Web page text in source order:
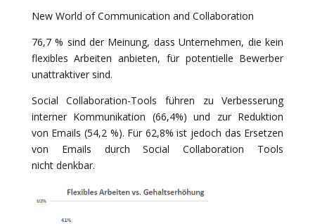
New World of Communication and Collaboration
76,7 % sind der Meinung, dass Unternehmen, die kein
flexibles Arbeiten anbieten, für potentielle Bewerber
unattraktiver sind.
Social Collaboration-Tools führen zu Verbesserung
interner Kommunikation (66,4%) und zur Reduktion
von Emails (54,2 %). Für 62,8% ist jedoch das Ersetzen
von Emails durch Social Collaboration Tools
nicht denkbar.